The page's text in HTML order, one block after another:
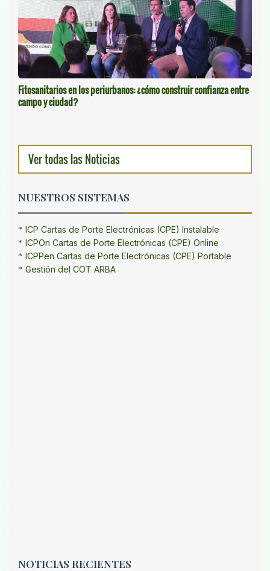
Fitosanitarios en los periurbanos: ¿cómo construir confianza entre
campo y ciudad?
Ver todas las Noticias
NUESTROS SISTEMAS
ICP Cartas de Porte Electrónicas (CPE) Instalable
ICPOn Cartas de Porte Electrónicas (CPE) Online
ICPPen Cartas de Porte Electrónicas (CPE) Portable
Gestión del COT ARBA
NOTICIAS RECIENTES